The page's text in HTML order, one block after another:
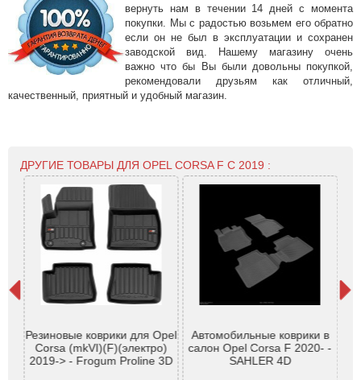
вернуть нам в течении 14 дней с момента
покупки. Мы с радостью возьмем его обратно
если он не был в эксплуатации и сохранен
заводской вид. Нашему магазину очень
важно что бы Вы были довольны покупкой,
рекомендовали друзьям как отличный,
качественный, приятный и удобный магазин.
ДРУГИЕ ТОВАРЫ ДЛЯ OPEL CORSA F С 2019 :
Резиновые коврики для Opel
Corsa (mkVI)(F)(электро)
2019-> - Frogum Proline 3D
Автомобильные коврики в
салон Opel Corsa F 2020- -
SAHLER 4D